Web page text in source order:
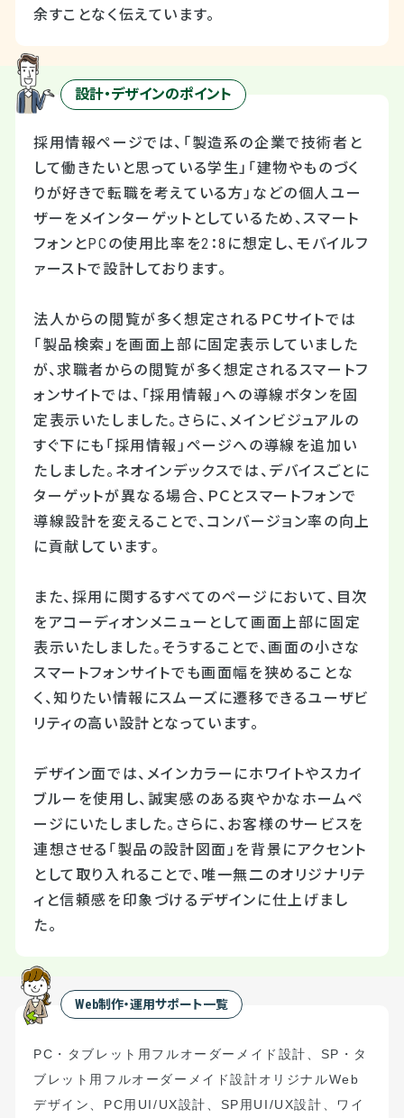
余すことなく伝えています。
設計・デザインのポイント
採用情報ページでは、「製造系の企業で技術者と
して働きたいと思っている学生」「建物やものづく
りが好きで転職を考えている方」などの個人ユー
ザーをメインターゲットとしているため、スマート
フォンとPCの使用比率を2：8に想定し、モバイルフ
ァーストで設計しております。
法人からの閲覧が多く想定されるＰＣサイトでは
「製品検索」を画面上部に固定表示していました
が、求職者からの閲覧が多く想定されるスマートフ
ォンサイトでは、「採用情報」への導線ボタンを固
定表示いたしました。さらに、メインビジュアルの
すぐ下にも「採用情報」ページへの導線を追加い
たしました。ネオインデックスでは、デバイスごとに
ターゲットが異なる場合、ＰＣとスマートフォンで
導線設計を変えることで、コンバージョン率の向上
に貢献しています。
また、採用に関するすべてのページにおいて、目次
をアコーディオンメニューとして画面上部に固定
表示いたしました。そうすることで、画面の小さな
スマートフォンサイトでも画面幅を狭めることな
く、知りたい情報にスムーズに遷移できるユーザビ
リティの高い設計となっています。
デザイン面では、メインカラーにホワイトやスカイ
ブルーを使用し、誠実感のある爽やかなホームペ
ージにいたしました。さらに、お客様のサービスを
連想させる「製品の設計図面」を背景にアクセント
として取り入れることで、唯一無二のオリジナリテ
ィと信頼感を印象づけるデザインに仕上げまし
た。
Web制作・運用サポート一覧
PC ・タブレット用フルオーダーメイド設計 SP ・タ
ブレット用フルオーダーメイド設計オリジナルWeb
デザイン、 PC用 UI/UX設計、 SP 用 UI/UX設計、ワイ